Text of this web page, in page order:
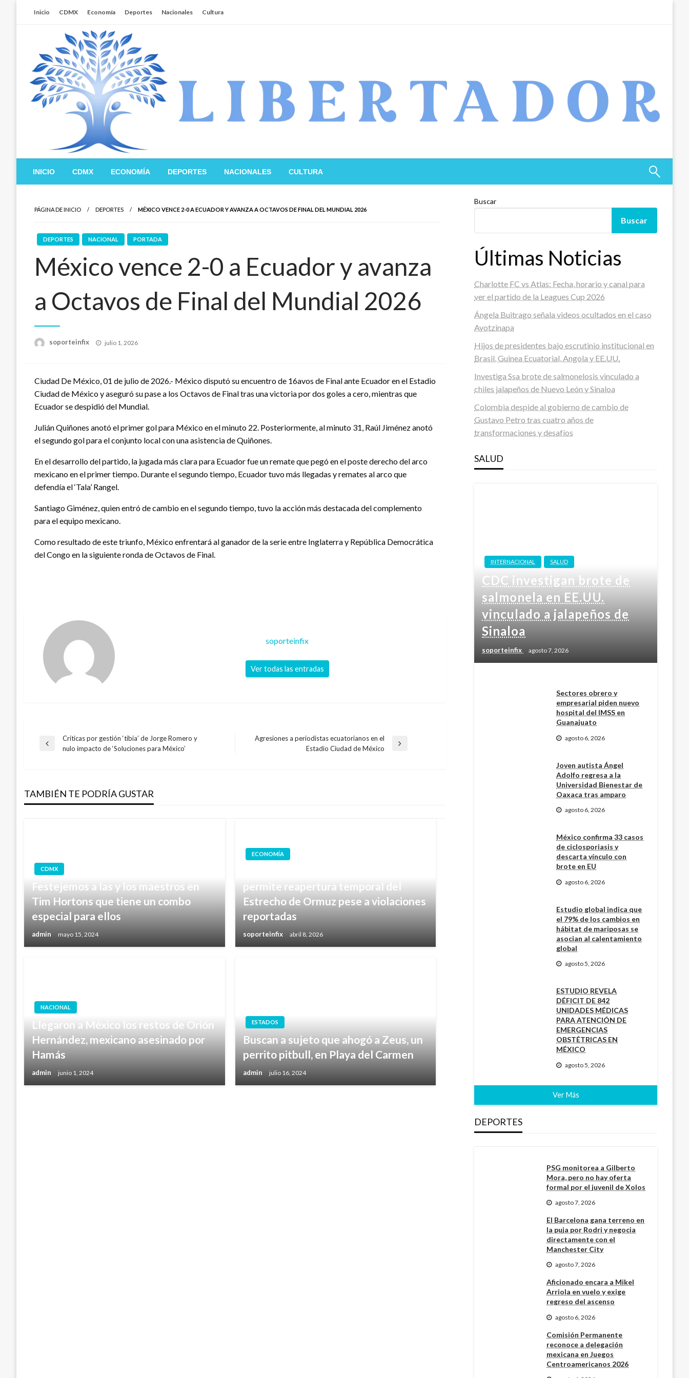
Inicio CDMX Economía Deportes Nacionales Cultura
Libertador MX
INICIO CDMX ECONOMÍA DEPORTES NACIONALES CULTURA
PÁGINA DE INICIO DEPORTES MÉXICO VENCE 2-0 A ECUADOR Y AVANZA A OCTAVOS DE FINAL DEL MUNDIAL 2026
DEPORTES NACIONAL PORTADA
México vence 2-0 a Ecuador y avanza
a Octavos de Final del Mundial 2026
soporteinfix
Publicado
julio 1, 2026
Ciudad De México, 01 de julio de 2026.- México disputó su encuentro de 16avos de Final ante Ecuador en el Estadio
Ciudad de México y aseguró su pase a los Octavos de Final tras una victoria por dos goles a cero, mientras que
Ecuador se despidió del Mundial.
Julián Quiñones anotó el primer gol para México en el minuto 22. Posteriormente, al minuto 31, Raúl Jiménez anotó
el segundo gol para el conjunto local con una asistencia de Quiñones.
En el desarrollo del partido, la jugada más clara para Ecuador fue un remate que pegó en el poste derecho del arco
mexicano en el primer tiempo. Durante el segundo tiempo, Ecuador tuvo más llegadas y remates al arco que
defendía el ‘Tala’ Rangel.
Santiago Giménez, quien entró de cambio en el segundo tiempo, tuvo la acción más destacada del complemento
para el equipo mexicano.
Como resultado de este triunfo, México enfrentará al ganador de la serie entre Inglaterra y República Democrática
del Congo en la siguiente ronda de Octavos de Final.
soporteinfix
Ver todas las entradas
Navegación
entradas
Entrada
Críticas por gestión ‘tibia’ de Jorge Romero y
nulo impacto de ‘Soluciones para México’
Agresiones a periodistas ecuatorianos en el
Estadio Ciudad de México
TAMBIÉN TE PODRÍA GUSTAR
CDMX
Festejemos a las y los maestros en
Tim Hortons que tiene un combo
especial para ellos
admin mayo 15, 2024
ECONOMÍA
permite reapertura temporal del
Estrecho de Ormuz pese a violaciones
reportadas
soporteinfix abril 8, 2026
NACIONAL
Llegaron a México los restos de Orión
Hernández, mexicano asesinado por
Hamás
admin junio 1, 2024
ESTADOS
Buscan a sujeto que ahogó a Zeus, un
perrito pitbull, en Playa del Carmen
admin julio 16, 2024
Buscar
Buscar
Últimas Noticias
Charlotte FC vs Atlas: Fecha, horario y canal para
ver el partido de la Leagues Cup 2026
Ángela Buitrago señala videos ocultados en el caso
Ayotzinapa
Hijos de presidentes bajo escrutinio institucional en
Brasil, Guinea Ecuatorial, Angola y EE.UU.
Investiga Ssa brote de salmonelosis vinculado a
chiles jalapeños de Nuevo León y Sinaloa
Colombia despide al gobierno de cambio de
Gustavo Petro tras cuatro años de
transformaciones y desafíos
SALUD
INTERNACIONAL SALUD
CDC investigan brote de
salmonela en EE.UU.
vinculado a jalapeños de
Sinaloa
soporteinfix agosto 7, 2026
Sectores obrero y
empresarial piden nuevo
hospital del IMSS en
Guanajuato
agosto 6, 2026
Joven autista Ángel
Adolfo regresa a la
Universidad Bienestar de
Oaxaca tras amparo
agosto 6, 2026
México confirma 33 casos
de ciclosporiasis y
descarta vínculo con
brote en EU
agosto 6, 2026
Estudio global indica que
el 79% de los cambios en
hábitat de mariposas se
asocian al calentamiento
global
agosto 5, 2026
ESTUDIO REVELA
DÉFICIT DE 842
UNIDADES MÉDICAS
PARA ATENCIÓN DE
EMERGENCIAS
OBSTÉTRICAS EN
MÉXICO
agosto 5, 2026
Ver Más
DEPORTES
PSG monitorea a Gilberto
Mora, pero no hay oferta
formal por el juvenil de Xolos
agosto 7, 2026
El Barcelona gana terreno en
la puja por Rodri y negocia
directamente con el
Manchester City
agosto 7, 2026
Aficionado encara a Mikel
Arriola en vuelo y exige
regreso del ascenso
agosto 6, 2026
Comisión Permanente
reconoce a delegación
mexicana en Juegos
Centroamericanos 2026